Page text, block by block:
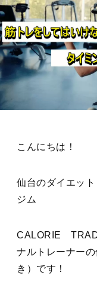
こんにちは！
仙台のダイエッ
ジム
CALORIE
ナルトレーナー
き）です！